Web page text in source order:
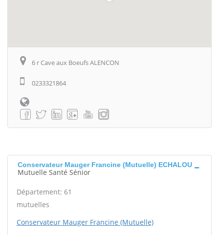
6 r Cave aux Boeufs ALENCON
0233321864
Conservateur Mauger Francine (Mutuelle) ECHALOU
Mutuelle Santé Sénior
Département: 61
mutuelles
Conservateur Mauger Francine (Mutuelle)